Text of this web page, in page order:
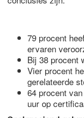
79 procent
ervaren
Bij 38 procent
Vier procent
gerelateerde
64 procent
uur op